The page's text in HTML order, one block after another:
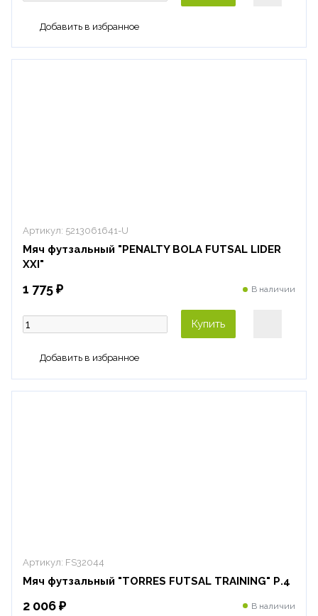
Артикул: 5213061641-U
Мяч футзальный "PENALTY BOLA FUTSAL LIDER
XXI"
1 775 ₽ В наличии
Купить
Артикул: FS32044
Мяч футзальный "TORRES FUTSAL TRAINING" Р.4
2 006 ₽ В наличии